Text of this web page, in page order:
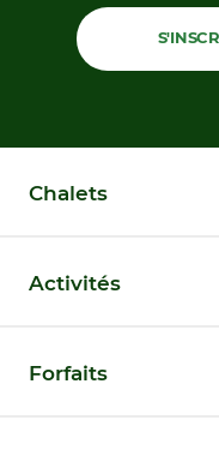
Chalets
Activités
Forfaits